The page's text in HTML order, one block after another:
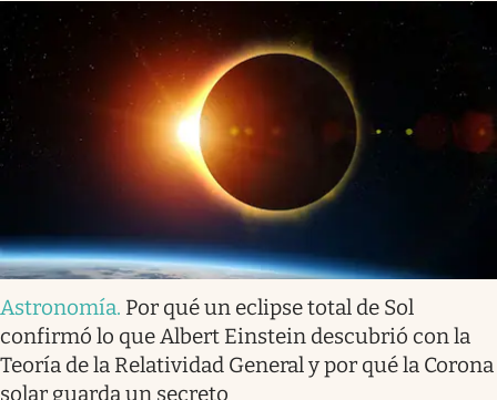
Astronomía. Por qué un eclipse total de Sol
confirmó lo que Albert Einstein descubrió con la
Teoría de la Relatividad General y por qué la Corona
solar guarda un secreto